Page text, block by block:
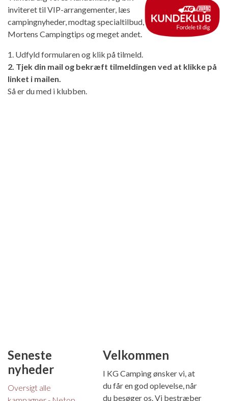
inviteret til VIP-arrangementer, læs
campingnyheder, modtag specialtilbud,
Mortens Campingtips og meget andet.
1. Udfyld formularen og klik på tilmeld.
2. Tjek din mail og bekræft tilmeldingen ved at klikke på
linket i mailen.
Så er du med i klubben.
Seneste
nyheder
Oversigt alle
Velkommen
I KG Camping ønsker vi, at
du får en god oplevelse, når
du besøger os. Vi bestræber